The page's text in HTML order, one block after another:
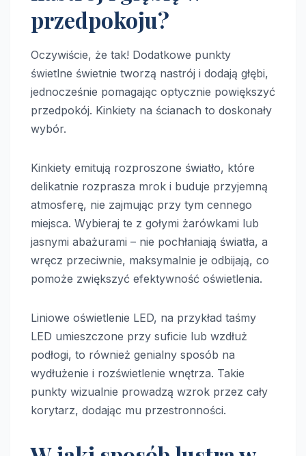
przedpokoju?
Oczywiście, że tak! Dodatkowe punkty
świetlne świetnie tworzą nastrój i dodają głębi,
jednocześnie pomagając optycznie powiększyć
przedpokój. Kinkiety na ścianach to doskonały
wybór.
Kinkiety emitują rozproszone światło, które
delikatnie rozprasza mrok i buduje przyjemną
atmosferę, nie zajmując przy tym cennego
miejsca. Wybieraj te z gołymi żarówkami lub
jasnymi abażurami – nie pochłaniają światła, a
wręcz przeciwnie, maksymalnie je odbijają, co
pomoże zwiększyć efektywność oświetlenia.
Liniowe oświetlenie LED, na przykład taśmy
LED umieszczone przy suficie lub wzdłuż
podłogi, to również genialny sposób na
wydłużenie i rozświetlenie wnętrza. Takie
punkty wizualnie prowadzą wzrok przez cały
korytarz, dodając mu przestronności.